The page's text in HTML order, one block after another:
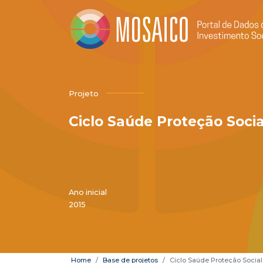
Projeto
Ciclo Saúde Proteção
Ano inicial
2015
Home Base de projetos Ciclo Saúde Proteção Social